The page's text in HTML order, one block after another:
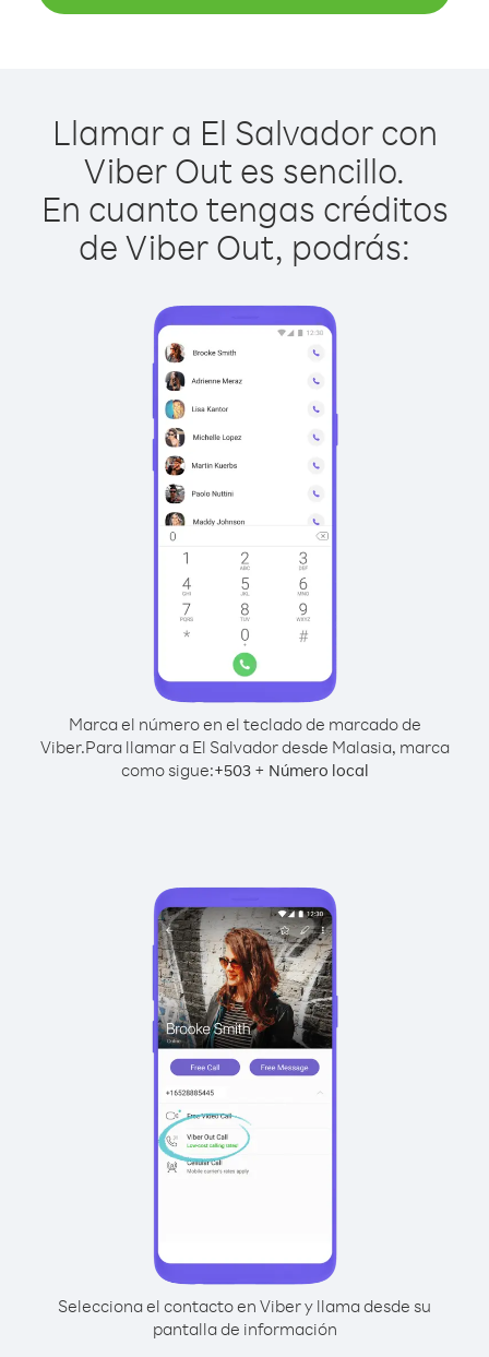
Llamar a El Salvador con
Viber Out es sencillo.
En cuanto tengas créditos
de Viber Out, podrás:
Marca el número en el teclado de marcado de
Viber.Para llamar a El Salvador desde Malasia, marca
como sigue:+503+ Número local
Selecciona el contacto en Viber y llama desde su
pantalla de información